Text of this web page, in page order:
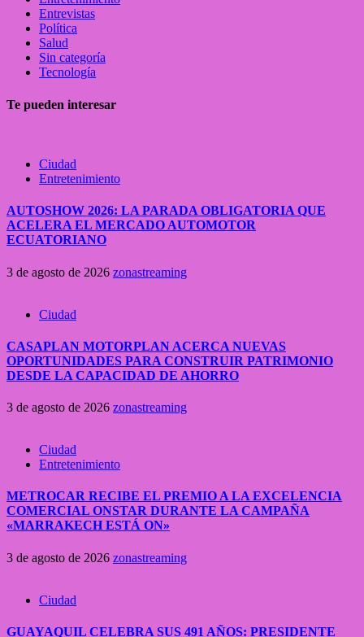
Entrevistas
Política
Salud
Sin categoría
Tecnología
Te pueden interesar
Ciudad
Entretenimiento
AUTOSHOW 2026: LA PARADA OBLIGATORIA QUE
ACELERA EL MERCADO AUTOMOTOR
ECUATORIANO
3 de agosto de 2026 zonastreaming
Ciudad
CASAPLAN MOTORPLAN ACERCA NUEVAS
OPORTUNIDADES PARA CONSTRUIR PATRIMONIO
DESDE LA CAPACIDAD DE AHORRO
3 de agosto de 2026 zonastreaming
Ciudad
Entretenimiento
METROCAR RECIBE EL PREMIO A LA EXCELENCIA
COMERCIAL ONSTAR DURANTE LA CAMPAÑA
«MARRAKECH ESTÁ ON»
3 de agosto de 2026 zonastreaming
Ciudad
GUAYAQUIL CELEBRA SUS 491 AÑOS: PRESIDENTE